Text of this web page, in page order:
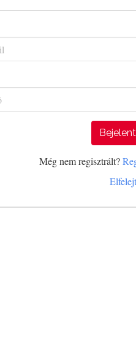
Még nem regisztrált?